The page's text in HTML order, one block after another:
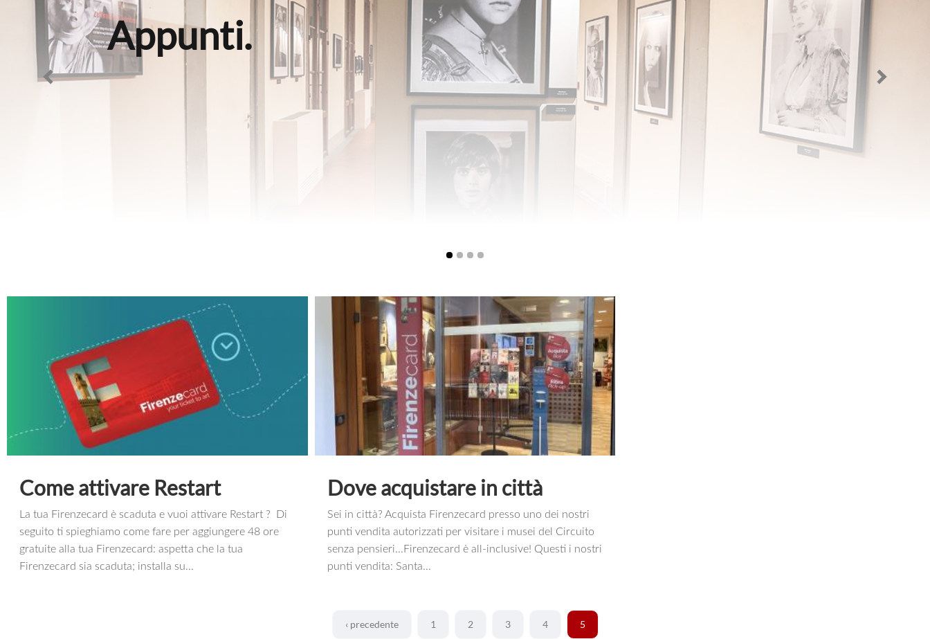
Appunti.
Come attivare Restart
La tua Firenzecard è scaduta e vuoi attivare Restart ? Di
seguito ti spieghiamo come fare per aggiungere 48 ore
gratuite alla tua Firenzecard: aspetta che la tua
Firenzecard sia scaduta; installa su...
Dove acquistare in città
Sei in città? Acquista Firenzecard presso uno dei nostri
punti vendita autorizzati per visitare i musei del Circuito
senza pensieri...Firenzecard è all-inclusive! Questi i nostri
punti vendita: Santa...
‹ precedente 1 2 3 4 5